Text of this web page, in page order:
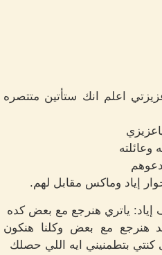
اعلم انك ستأتين متتصره
وعائلته
إياد وماكس مقابل لهم.
إياد: ياتري هنرجع مع بعض كده
هنرجع مع بعض وكلنا هنكون
بتطمنيني ايه اللي حصلك